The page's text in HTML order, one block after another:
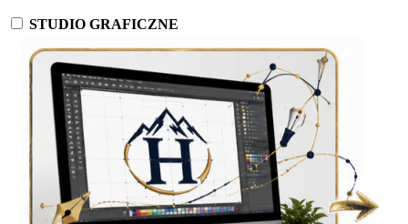
STUDIO GRAFICZNE